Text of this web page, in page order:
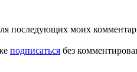
последующих моих
подписаться без